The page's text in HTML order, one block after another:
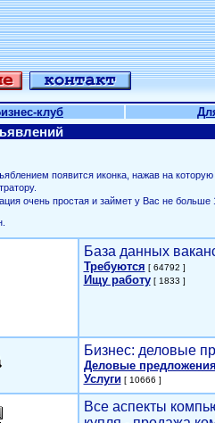
клуб
появится иконка, нажав на которую
очень простая и займет у Вас не больше
База данных
Требуются [ 64792 ]
Ищу работу[ 1833 ]
Бизнес: деловые
Деловые предложения
Услуги[ 10666 ]
Все аспекты